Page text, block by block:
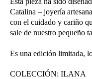
Catalina – joyería
con el cuidado y cariño
sale de nuestro pequeño
Es una edición limitada,
COLECCIÓN: ILANA